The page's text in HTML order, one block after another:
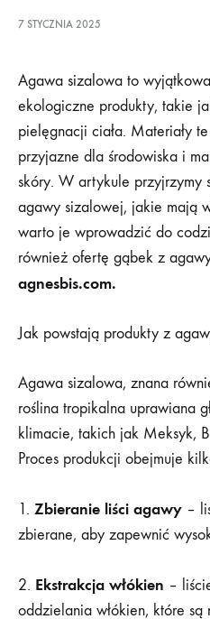
7 STYCZNIA 2025
Ekologiczne
produkty
z
agawy
sizalowej
–
naturalny
wybór
dla
Twojej
skóry
2025
Agawa sizalowa to
ekologiczne produkty, takie
pielęgnacji ciała. Materiały
przyjazne dla środowiska i
skóry. W artykule przyjrzymy
agawy sizalowej, jakie mają
warto je wprowadzić do
również ofertę gąbek z
agnesbis.com.
Jak powstają produkty z
Agawa sizalowa, znana
roślina tropikalna uprawiana
klimacie, takich jak Meksyk,
Proces produkcji obejmuje
1. Zbieranie liści agawy –
zbierane, aby zapewnić
2. Ekstrakcja włókien –
oddzielania włókien, które są